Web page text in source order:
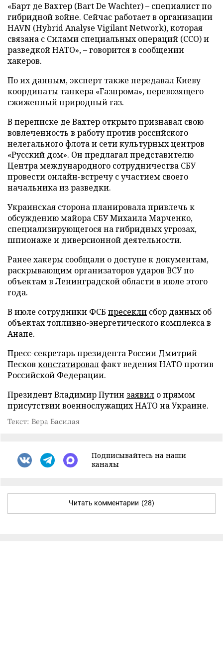
«Барт де Вахтер (Bart De Wachter) – специалист по
гибридной войне. Сейчас работает в организации
HAVN (Hybrid Analyse Vigilant Network), которая
связана с Силами специальных операций (ССО) и
разведкой НАТО», – говорится в сообщении
хакеров.
По их данным, эксперт также передавал Киеву
координаты танкера «Газпрома», перевозящего
сжиженный природный газ.
В переписке де Вахтер открыто признавал свою
вовлеченность в работу против российского
нелегального флота и сети культурных центров
«Русский дом». Он предлагал представителю
Центра международного сотрудничества СБУ
провести онлайн-встречу с участием своего
начальника из разведки.
Украинская сторона планировала привлечь к
обсуждению майора СБУ Михаила Марченко,
специализирующегося на гибридных угрозах,
шпионаже и диверсионной деятельности.
Ранее хакеры сообщали о доступе к документам,
раскрывающим организаторов ударов ВСУ по
объектам в Ленинградской области в июле этого
года.
В июле сотрудники ФСБ пресекли сбор данных об
объектах топливно-энергетического комплекса в
Анапе.
Пресс-секретарь президента России Дмитрий
Песков констатировал факт ведения НАТО против
Российской Федерации.
Президент Владимир Путин заявил о прямом
присутствии военнослужащих НАТО на Украине.
Текст: Вера Басилая
Подписывайтесь на наши
каналы
Читать комментарии (28)